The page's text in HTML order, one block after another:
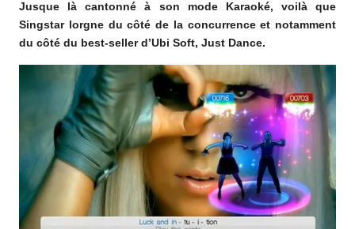
o
m
Jusque là cantonné à son mode Karaoké, voilà que
Singstar lorgne du côté de la concurrence et notamment
du côté du best-seller d’Ubi Soft, Just Dance.